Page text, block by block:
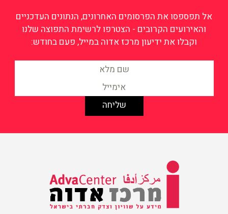
אל תפספסו את הפרסומים האחרונים, הנתונים העדכניים
והאירועים הקרובים - הצטרפו לרשימת התפוצה שלנו
וקבלו את ידיעון מרכז אדוה במייל, פעם בחודש:
מרכז אדוה
בישראל